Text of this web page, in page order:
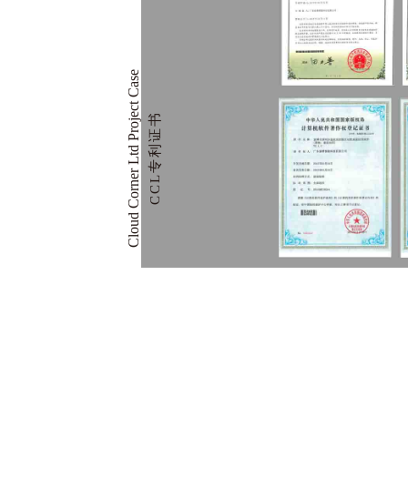
Cloud Corner Ltd Project CaseCCL专利证书